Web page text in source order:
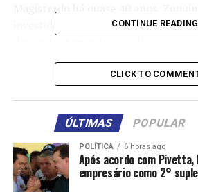
Magistrado há quase 40 anos,
investidas do Legislativo brasileiro
“É muito prematuro a gente fazer
Há uma insatisfação não só do STF,
como um todo. Nós estamos
de fragilidade”, disse.
CONTINUE READING
CLICK TO
ÚLTIMAS POPULAR
POLÍTICA 6 horas ago
Após acordo com Pivetta,
empresário como 2°